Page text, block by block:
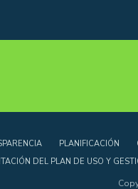
PLANIFICACIÓN
DEL PLAN DE USO Y